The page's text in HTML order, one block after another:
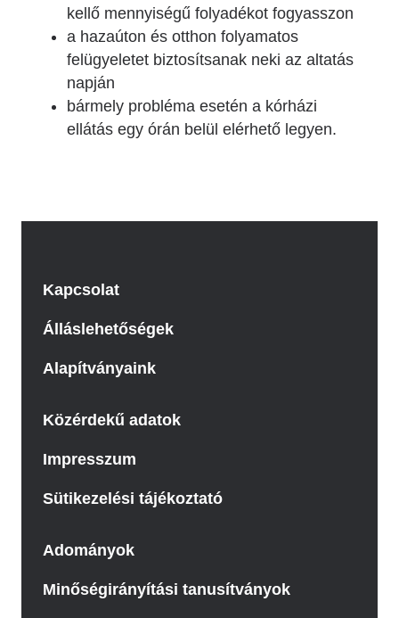
kellő mennyiségű folyadékot fogyasszon
a hazaúton és otthon folyamatos
felügyeletet biztosítsanak neki az altatás
napján
bármely probléma esetén a kórházi
ellátás egy órán belül elérhető legyen.
Kapcsolat
Álláslehetőségek
Alapítványaink
Közérdekű adatok
Impresszum
Sütikezelési tájékoztató
Adományok
Minőségirányítási tanusítványok